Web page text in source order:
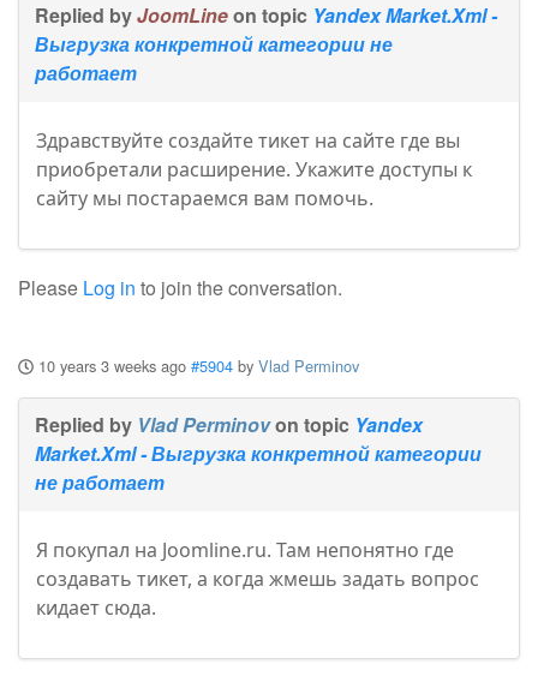
Replied byJoomLineon topic Yandex Market.Xml -
Выгрузка конкретной категории не
работает
Здравствуйте создайте тикет на сайте где вы
приобретали расширение. Укажите доступы к
сайту мы постараемся вам помочь.
Please Log in to join the conversation.
10 years 3 weeks ago #5904 by Vlad Perminov
Replied by Vlad Perminovon topic Yandex
Market.Xml - Выгрузка конкретной категории
не работает
Я покупал на Joomline.ru. Там непонятно где
создавать тикет, а когда жмешь задать вопрос
кидает сюда.